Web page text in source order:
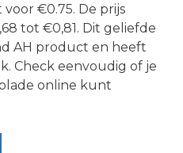
€0.75. De prijs
tot €0,81. Dit geliefde
AH product en heeft
Check eenvoudig of je
online kunt